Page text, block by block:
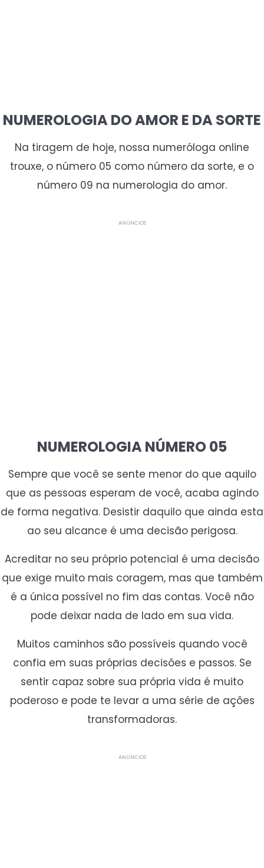
NUMEROLOGIA DO AMOR E DA SORTE
Na tiragem de hoje, nossa numeróloga online
trouxe, o número 05 como número da sorte, e o
número 09 na numerologia do amor.
ANÚNCIOS
NUMEROLOGIA NÚMERO 05
Sempre que você se sente menor do que aquilo
que as pessoas esperam de você, acaba agindo
de forma negativa. Desistir daquilo que ainda esta
ao seu alcance é uma decisão perigosa.
Acreditar no seu próprio potencial é uma decisão
que exige muito mais coragem, mas que também
é a única possível no fim das contas. Você não
pode deixar nada de lado em sua vida.
Muitos caminhos são possíveis quando você
confia em suas próprias decisões e passos. Se
sentir capaz sobre sua própria vida é muito
poderoso e pode te levar a uma série de ações
transformadoras.
ANÚNCIOS